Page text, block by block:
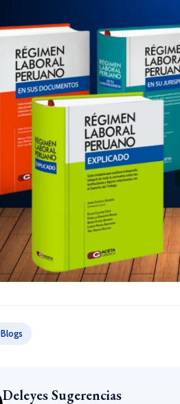
Blogs
Deleyes Sugerencias